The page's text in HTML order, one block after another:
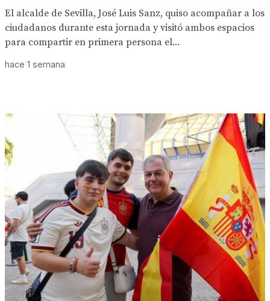
El alcalde de Sevilla, José Luis Sanz, quiso acompañar a los
ciudadanos durante esta jornada y visitó ambos espacios
para compartir en primera persona el...
hace 1 semana